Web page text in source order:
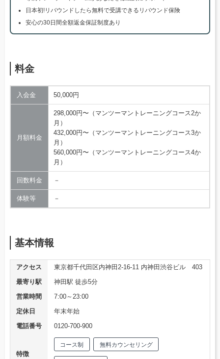
日本初!リバウンドしたら無料で受講できるリバウンド保険
安心の30日間全額返金保証制度あり
料金
入会金 50,000円
月額料金
298,000円〜（マンツーマントレーニングコース2か
月）
432,000円〜（マンツーマントレーニングコース3か
月）
560,000円〜（マンツーマントレーニングコース4か
月）
回数料金 －
体験等 －
基本情報
アクセス
東京都千代田区内神田2-16-11 内神田渋谷ビル 403
最寄り駅
神田駅 徒歩5分
営業時間
7:00～23:00
定休日
年末年始
電話番号
0120-700-900
特徴
コース制 無料カウンセリング